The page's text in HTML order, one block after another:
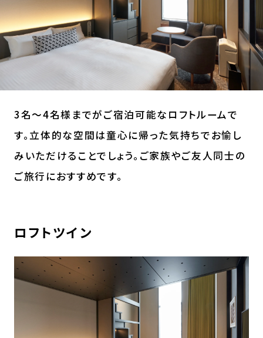
3名～4名様までがご宿泊可能なロフトルームで
す。立体的な空間は童心に帰った気持ちでお愉し
みいただけることでしょう。ご家族やご友人同士の
ご旅行におすすめです。
ロフトツイン